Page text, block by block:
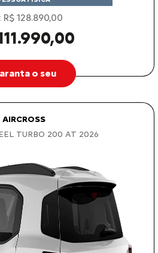
R$ 128.890,00
o seu
AIRCROSS
TURBO 200 AT 2026